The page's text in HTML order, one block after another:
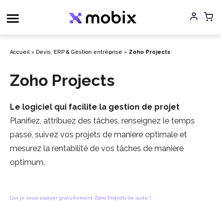
contenu
Accueil» Devis, ERP & Gestion entreprise » Zoho Projects
Zoho Projects
Le logiciel qui facilite la gestion de projet
Planifiez, attribuez des tâches, renseignez le temps
passé, suivez vos projets de manière optimale et
mesurez la rentabilité de vos tâches de manière
optimum.
Oui je veux essayer gratuitement Zoho Projects de suite !